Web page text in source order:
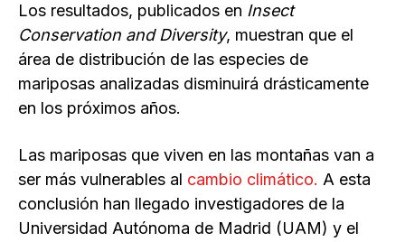
Los resultados, publicados en Insect
Conservation and Diversity, muestran que el
área de distribución de las especies de
mariposas analizadas disminuirá drásticamente
en los próximos años.
Las mariposas que viven en las montañas van a
ser más vulnerables al cambio climático. A esta
conclusión han llegado investigadores de la
Universidad Autónoma de Madrid (UAM) y el